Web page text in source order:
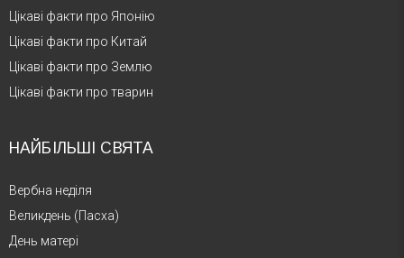
Цікаві факти про Японію
Цікаві факти про Китай
Цікаві факти про Землю
Цікаві факти про тварин
НАЙБІЛЬШІ СВЯТА
Вербна неділя
Великдень (Пасха)
День матері